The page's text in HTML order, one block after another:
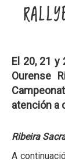
El 20, 21
Ourense
atención a
Ribeira
A